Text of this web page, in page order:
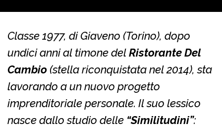
Classe 1977, di Giaveno (Torino), dopo
undici anni al timone delRistorante Del
Cambio (stella riconquistata nel 2014), sta
lavorando a un nuovo progetto
imprenditoriale personale. Il suo lessico
nasce dallo studio delle “Similitudini”: